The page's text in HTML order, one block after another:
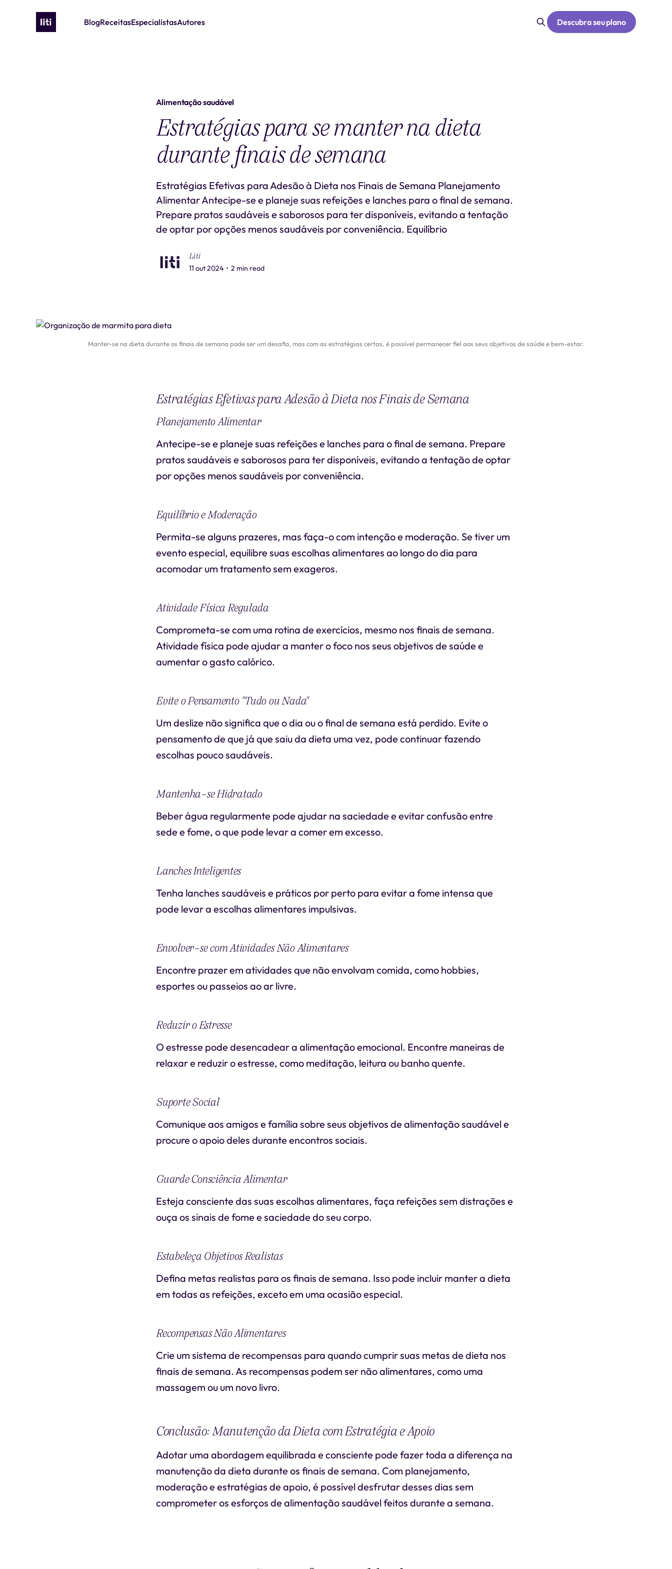
BlogReceitasEspecialistasAutores Descubra seu plano
Alimentação saudável
Estratégias para se manter na dieta
durante finais de semana
Estratégias Efetivas para Adesão à Dieta nos Finais de Semana Planejamento
Alimentar Antecipe-se e planeje suas refeições e lanches para o final de semana.
Prepare pratos saudáveis e saborosos para ter disponíveis, evitando a tentação
de optar por opções menos saudáveis por conveniência. Equilíbrio
Liti
11 out 2024 • 2 min read
Manter-se na dieta durante os finais de semana pode ser um desafio, mas com as estratégias certas, é possível permanecer fiel aos seus objetivos de saúde e bem-estar.
Estratégias Efetivas para Adesão à Dieta nos Finais de Semana
Planejamento Alimentar
Antecipe-se e planeje suas refeições e lanches para o final de semana. Prepare
pratos saudáveis e saborosos para ter disponíveis, evitando a tentação de optar
por opções menos saudáveis por conveniência.
Equilíbrio e Moderação
Permita-se alguns prazeres, mas faça-o com intenção e moderação. Se tiver um
evento especial, equilibre suas escolhas alimentares ao longo do dia para
acomodar um tratamento sem exageros.
Atividade Física Regulada
Comprometa-se com uma rotina de exercícios, mesmo nos finais de semana.
Atividade física pode ajudar a manter o foco nos seus objetivos de saúde e
aumentar o gasto calórico.
Evite o Pensamento "Tudo ou Nada"
Um deslize não significa que o dia ou o final de semana está perdido. Evite o
pensamento de que já que saiu da dieta uma vez, pode continuar fazendo
escolhas pouco saudáveis.
Mantenha-se Hidratado
Beber água regularmente pode ajudar na saciedade e evitar confusão entre
sede e fome, o que pode levar a comer em excesso.
Lanches Inteligentes
Tenha lanches saudáveis e práticos por perto para evitar a fome intensa que
pode levar a escolhas alimentares impulsivas.
Envolver-se com Atividades Não Alimentares
Encontre prazer em atividades que não envolvam comida, como hobbies,
esportes ou passeios ao ar livre.
Reduzir o Estresse
O estresse pode desencadear a alimentação emocional. Encontre maneiras de
relaxar e reduzir o estresse, como meditação, leitura ou banho quente.
Suporte Social
Comunique aos amigos e família sobre seus objetivos de alimentação saudável e
procure o apoio deles durante encontros sociais.
Guarde Consciência Alimentar
Esteja consciente das suas escolhas alimentares, faça refeições sem distrações e
ouça os sinais de fome e saciedade do seu corpo.
Estabeleça Objetivos Realistas
Defina metas realistas para os finais de semana. Isso pode incluir manter a dieta
em todas as refeições, exceto em uma ocasião especial.
Recompensas Não Alimentares
Crie um sistema de recompensas para quando cumprir suas metas de dieta nos
finais de semana. As recompensas podem ser não alimentares, como uma
massagem ou um novo livro.
Conclusão: Manutenção da Dieta com Estratégia e Apoio
Adotar uma abordagem equilibrada e consciente pode fazer toda a diferença na
manutenção da dieta durante os finais de semana. Com planejamento,
moderação e estratégias de apoio, é possível desfrutar desses dias sem
comprometer os esforços de alimentação saudável feitos durante a semana.